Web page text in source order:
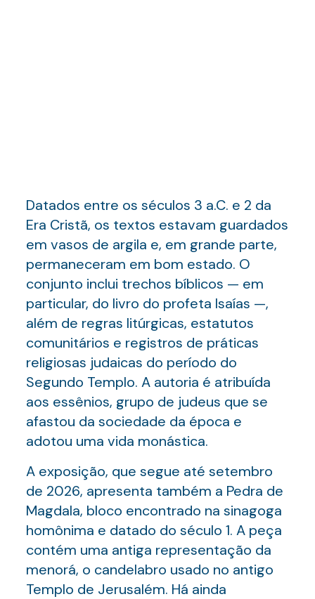
Datados entre os séculos 3 a.C. e 2 da
Era Cristã, os textos estavam guardados
em vasos de argila e, em grande parte,
permaneceram em bom estado. O
conjunto inclui trechos bíblicos — em
particular, do livro do profeta Isaías —,
além de regras litúrgicas, estatutos
comunitários e registros de práticas
religiosas judaicas do período do
Segundo Templo. A autoria é atribuída
aos essênios, grupo de judeus que se
afastou da sociedade da época e
adotou uma vida monástica.
A exposição, que segue até setembro
de 2026, apresenta também a Pedra de
Magdala, bloco encontrado na sinagoga
homônima e datado do século 1. A peça
contém uma antiga representação da
menorá, o candelabro usado no antigo
Templo de Jerusalém. Há ainda